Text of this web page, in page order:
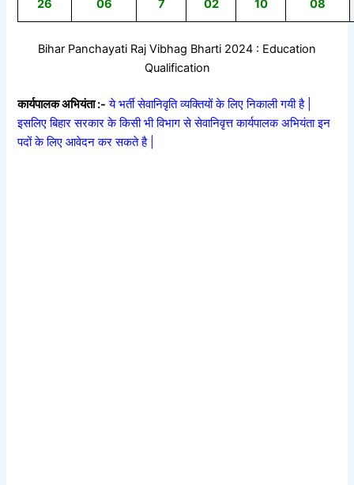
26 06 7 02 10 08
Bihar Panchayati Raj Vibhag Bharti 2024 : Education
Qualification
कार्यपालक अभियंता :- ये भर्ती सेवानिवृति व्यक्तियों के लिए निकाली गयी है |
इसलिए बिहार सरकार के किसी भी विभाग से सेवानिवृत्त कार्यपालक अभियंता इन
पदों के लिए आवेदन कर सकते है |